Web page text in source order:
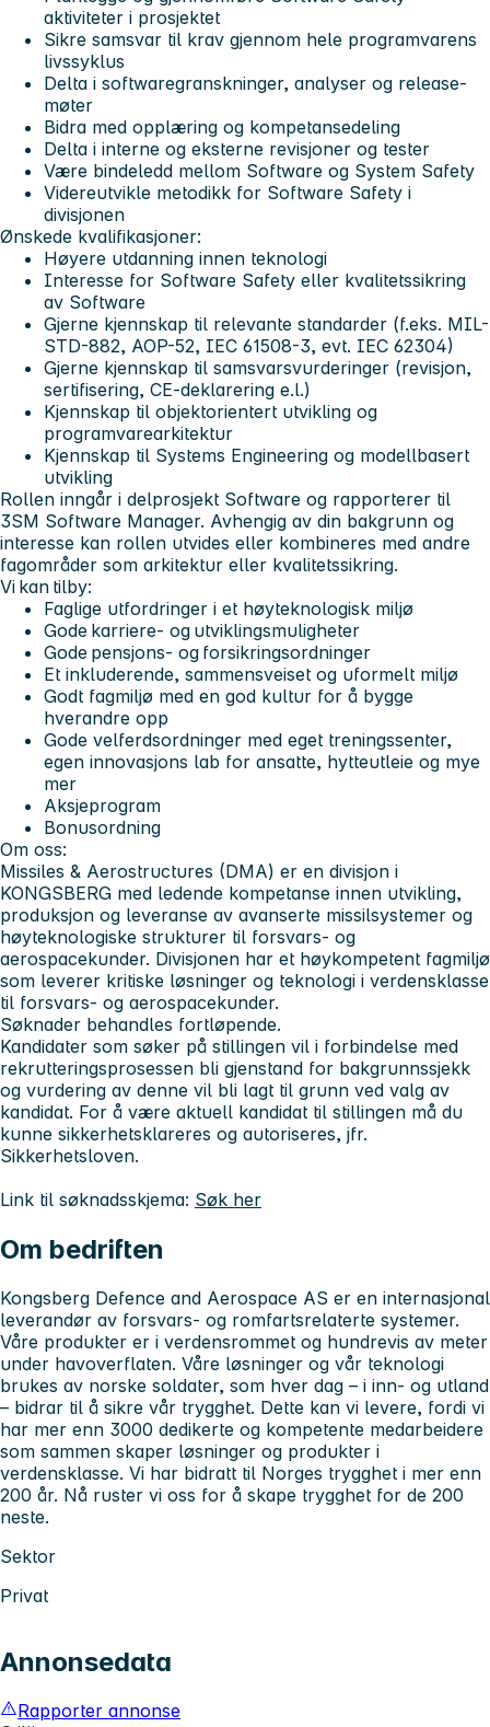
aktiviteter i prosjektet
Sikre samsvar til krav gjennom hele programvarens
livssyklus
Delta i softwaregranskninger, analyser og release-
møter
Bidra med opplæring og kompetansedeling
Delta i interne og eksterne revisjoner og tester
Være bindeledd mellom Software og System Safety
Videreutvikle metodikk for Software Safety i
divisjonen
Ønskede kvalifikasjoner:
Høyere utdanning innen teknologi
Interesse for Software Safety eller kvalitetssikring
av Software
Gjerne kjennskap til relevante standarder (f.eks. MIL-
STD-882, AOP-52, IEC 61508-3, evt. IEC 62304)
Gjerne kjennskap til samsvarsvurderinger (revisjon,
sertifisering, CE-deklarering e.l.)
Kjennskap til objektorientert utvikling og
programvarearkitektur
Kjennskap til Systems Engineering og modellbasert
utvikling
Rollen inngår i delprosjekt Software og rapporterer til
3SM Software Manager. Avhengig av din bakgrunn og
interesse kan rollen utvides eller kombineres med andre
fagområder som arkitektur eller kvalitetssikring.
Vi kan tilby:
Faglige utfordringer i et høyteknologisk miljø
Gode karriere- og utviklingsmuligheter
Gode pensjons- og forsikringsordninger
Et inkluderende, sammensveiset og uformelt miljø
Godt fagmiljø med en god kultur for å bygge
hverandre opp
Gode velferdsordninger med eget treningssenter,
egen innovasjons lab for ansatte, hytteutleie og mye
mer
Aksjeprogram
Bonusordning
Om oss:
Missiles & Aerostructures (DMA) er en divisjon i
KONGSBERG med ledende kompetanse innen utvikling,
produksjon og leveranse av avanserte missilsystemer og
høyteknologiske strukturer til forsvars- og
aerospacekunder. Divisjonen har et høykompetent fagmiljø
som leverer kritiske løsninger og teknologi i verdensklasse
til forsvars- og aerospacekunder.
Søknader behandles fortløpende.
Kandidater som søker på stillingen vil i forbindelse med
rekrutteringsprosessen bli gjenstand for bakgrunnssjekk
og vurdering av denne vil bli lagt til grunn ved valg av
kandidat. For å være aktuell kandidat til stillingen må du
kunne sikkerhetsklareres og autoriseres, jfr.
Sikkerhetsloven.
Link til søknadsskjema: Søk her
Om bedriften
Kongsberg Defence and Aerospace AS er en internasjonal
leverandør av forsvars- og romfartsrelaterte systemer.
Våre produkter er i verdensrommet og hundrevis av meter
under havoverflaten. Våre løsninger og vår teknologi
brukes av norske soldater, som hver dag – i inn- og utland
– bidrar til å sikre vår trygghet. Dette kan vi levere, fordi vi
har mer enn 3000 dedikerte og kompetente medarbeidere
som sammen skaper løsninger og produkter i
verdensklasse. Vi har bidratt til Norges trygghet i mer enn
200 år. Nå ruster vi oss for å skape trygghet for de 200
neste.
Sektor
Privat
Annonsedata
Rapporter annonse